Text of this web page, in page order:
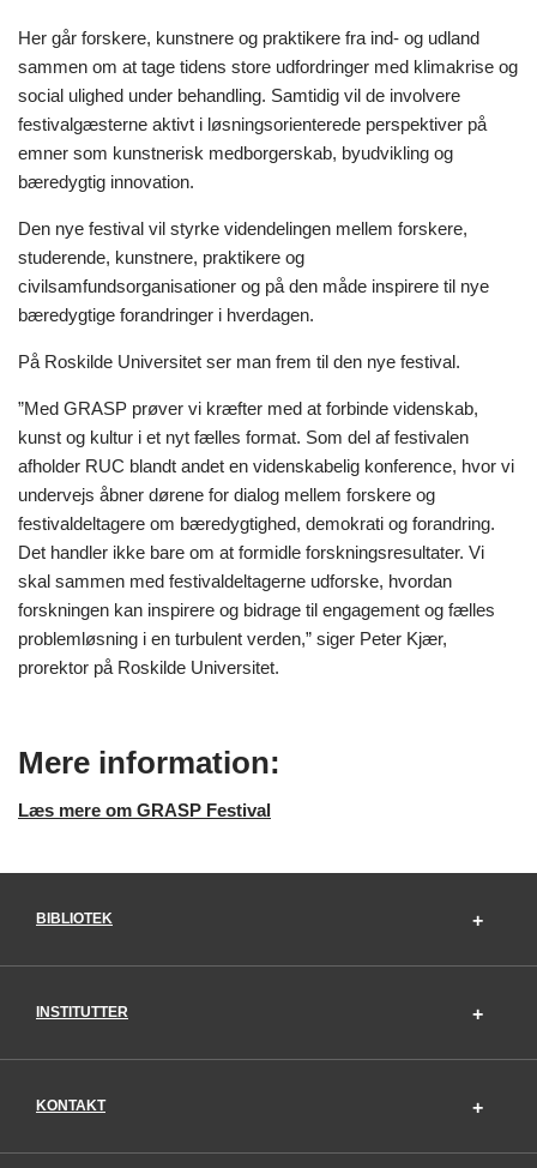
Her går forskere, kunstnere og praktikere fra ind- og udland
sammen om at tage tidens store udfordringer med klimakrise og
social ulighed under behandling. Samtidig vil de involvere
festivalgæsterne aktivt i løsningsorienterede perspektiver på
emner som kunstnerisk medborgerskab, byudvikling og
bæredygtig innovation.
Den nye festival vil styrke videndelingen mellem forskere,
studerende, kunstnere, praktikere og
civilsamfundsorganisationer og på den måde inspirere til nye
bæredygtige forandringer i hverdagen.
På Roskilde Universitet ser man frem til den nye festival.
”Med GRASP prøver vi kræfter med at forbinde videnskab,
kunst og kultur i et nyt fælles format. Som del af festivalen
afholder RUC blandt andet en videnskabelig konference, hvor vi
undervejs åbner dørene for dialog mellem forskere og
festivaldeltagere om bæredygtighed, demokrati og forandring.
Det handler ikke bare om at formidle forskningsresultater. Vi
skal sammen med festivaldeltagerne udforske, hvordan
forskningen kan inspirere og bidrage til engagement og fælles
problemløsning i en turbulent verden,” siger Peter Kjær,
prorektor på Roskilde Universitet.
Mere information:
Læs mere om GRASP Festival
BIBLIOTEK
INSTITUTTER
KONTAKT